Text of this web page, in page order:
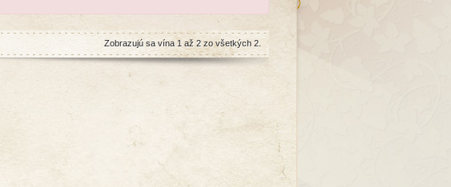
Zobrazujú sa vína 1 až 2 zo všetkých 2.